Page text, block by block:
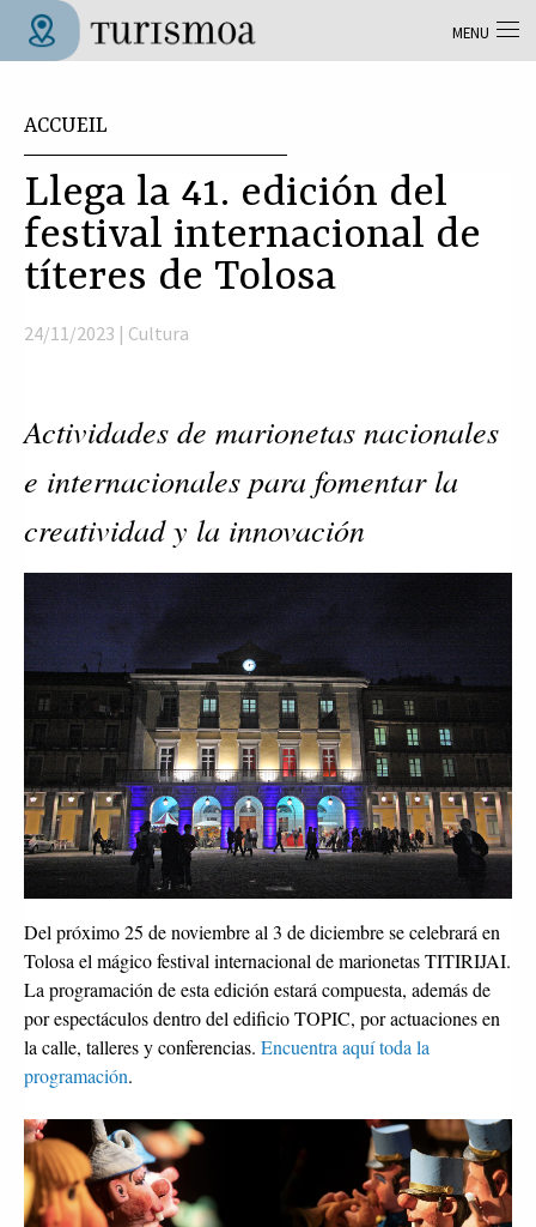
Aller au contenu principal
ACCUEIL
Llega la 41. edición del
festival internacional de
títeres de Tolosa
24/11/2023 | Cultura
Actividades de marionetas nacionales
e internacionales para fomentar la
creatividad y la innovación
Del próximo 25 de noviembre al 3 de diciembre se celebrará en
Tolosa el mágico festival internacional de marionetas TITIRIJAI.
La programación de esta edición estará compuesta, además de
por espectáculos dentro del edificio TOPIC, por actuaciones en
la calle, talleres y conferencias. Encuentra aquí toda la
programación.
MENU